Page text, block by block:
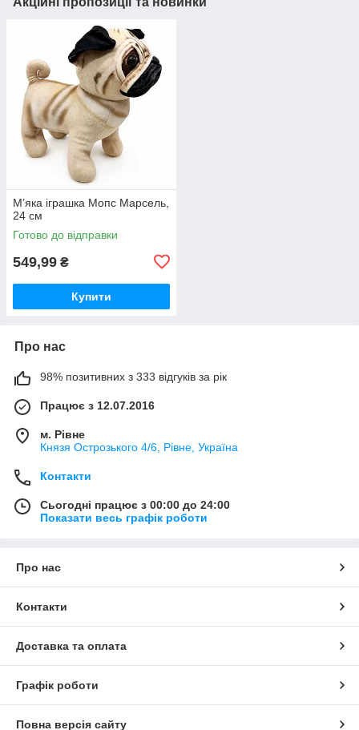
М’яка іграшка Мопс Марсель,
24 см
Готово до відправки
549,99 ₴
Купити
Про нас
98% позитивних з 333 відгуків за рік
Працює з 12.07.2016
м. Рівне
Князя Острозького 4/6, Рівне, Україна
Контакти
Сьогодні працює з 00:00 до 24:00
Показати весь графік роботи
Про нас
Контакти
Доставка та оплата
Графік роботи
Повна версія сайту